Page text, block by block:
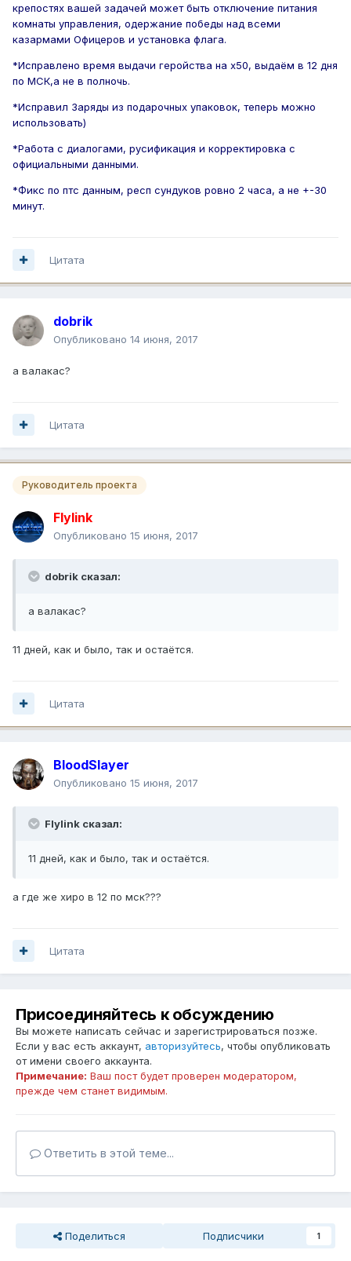
крепостях вашей задачей может быть отключение питания
комнаты управления, одержание победы над всеми
казармами Офицеров и установка флага.
*Исправлено время выдачи геройства на х50, выдаём в 12 дня
по МСК,а не в полночь.
*Исправил Заряды из подарочных упаковок, теперь можно
использовать)
*Работа с диалогами, русификация и корректировка с
официальными данными.
*Фикс по птс данным, респ сундуков ровно 2 часа, а не +-30
минут.
Цитата
dobrik
Опубликовано 14 июня, 2017
а валакас?
Цитата
Руководитель проекта
Flylink
Опубликовано 15 июня, 2017
dobrik сказал:
а валакас?
11 дней, как и было, так и остаётся.
Цитата
BloodSlayer
Опубликовано 15 июня, 2017
Flylink сказал:
11 дней, как и было, так и остаётся.
а где же хиро в 12 по мск???
Цитата
Присоединяйтесь к обсуждению
Вы можете написать сейчас и зарегистрироваться позже.
Если у вас есть аккаунт, авторизуйтесь, чтобы опубликовать
от имени своего аккаунта.
Примечание: Ваш пост будет проверен модератором,
прежде чем станет видимым.
Ответить в этой теме...
Поделиться Подписчики 1